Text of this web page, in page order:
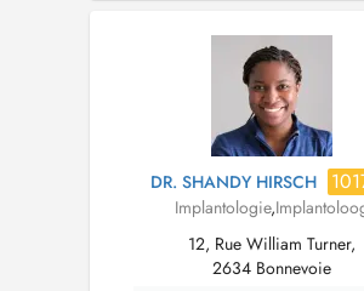
est reconnu pour son expertise en
DR. SHANDY HIRSCH
Implantologie,
12, Rue William Turner,
2634 Bonnevoie